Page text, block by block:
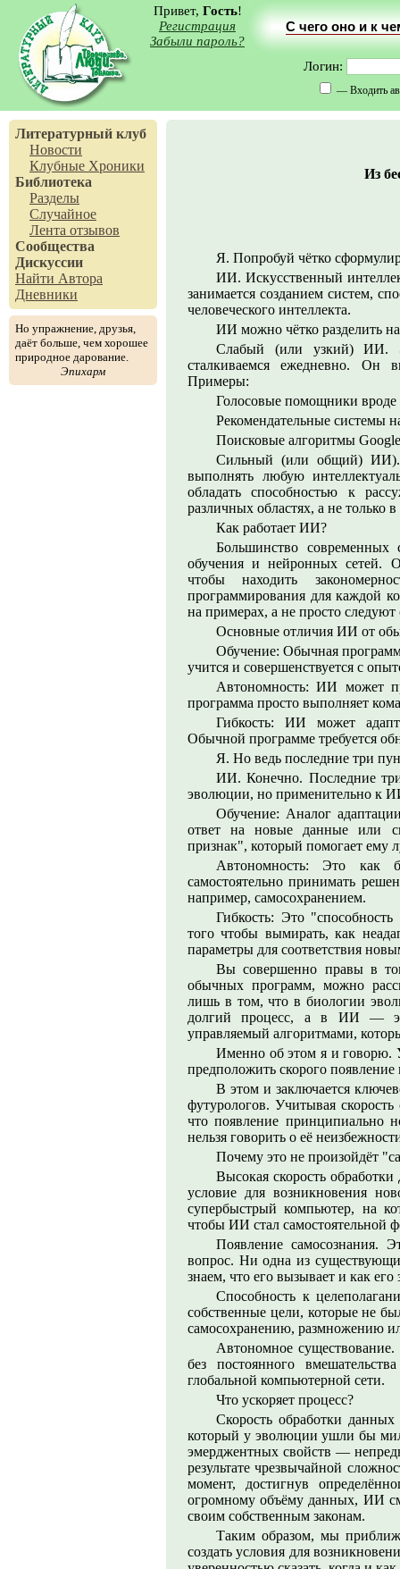
Привет, Гость!
Регистрация
Забыли пароль?
С чего оно и к
Логин:
— Входить
Литературный клуб
Новости
Клубные Хроники
Библиотека
Разделы
Случайное
Лента отзывов
Сообщества
Дискуссии
Найти Автора
Дневники
Но упражнение, друзья,
даёт больше, чем хорошее
природное дарование.
Эпихарм
Из
Я. Попробуй чётко
ИИ. Искусственный
занимается созданием систем,
человеческого интеллекта.
ИИ можно чётко разделить
Слабый (или узкий) ИИ.
сталкиваемся ежедневно. Он
Примеры:
Голосовые помощники вроде
Рекомендательные системы
Поисковые алгоритмы
Сильный (или общий) ИИ).
выполнять любую
обладать способностью к
различных областях, а не только
Как работает ИИ?
Большинство
обучения и нейронных сетей.
чтобы находить
программирования для каждой
на примерах, а не просто
Основные отличия ИИ от
Обучение: Обычная
учится и совершенствуется с
Автономность: ИИ может
программа просто выполняет
Гибкость: ИИ может
Обычной программе требуется
Я. Но ведь последние три
ИИ. Конечно. Последние
эволюции, но применительно к
Обучение: Аналог
ответ на новые данные или
признак", который помогает ему
Автономность: Это
самостоятельно принимать
например, самосохранением.
Гибкость: Это
того чтобы вымирать, как
параметры для соответствия
Вы совершенно правы в
обычных программ, можно
лишь в том, что в биологии
долгий процесс, а в ИИ —
управляемый алгоритмами,
Именно об этом я и говорю.
предположить скорого
В этом и заключается
футурологов. Учитывая
что появление
нельзя говорить о её
Почему это не произойдёт
Высокая скорость
условие для возникновения
супербыстрый компьютер, на
чтобы ИИ стал
Появление самосознания.
вопрос. Ни одна из
знаем, что его вызывает и как его
Способность к
собственные цели, которые не
самосохранению, размножению
Автономное
без постоянного
глобальной компьютерной сети.
Что ускоряет процесс?
Скорость обработки
который у эволюции ушли бы
эмерджентных свойств —
результате чрезвычайной
момент, достигнув
огромному объёму данных, ИИ
своим собственным законам.
Таким образом, мы
создать условия для